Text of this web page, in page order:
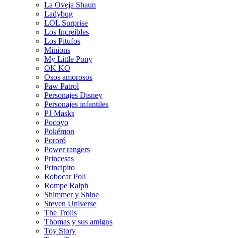
La Oveja Shaun
Ladybug
LOL Surprise
Los Increíbles
Los Pitufos
Minions
My Little Pony
OK KO
Osos amorosos
Paw Patrol
Personajes Disney
Personajes infantiles
PJ Masks
Pocoyo
Pokémon
Pororó
Power rangers
Princesas
Principito
Robocar Poli
Rompe Ralph
Shimmer y Shine
Steven Universe
The Trolls
Thomas y sus amigos
Toy Story